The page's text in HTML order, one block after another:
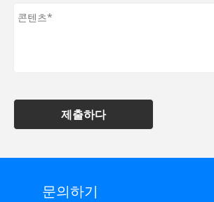
제출하다
문의하기